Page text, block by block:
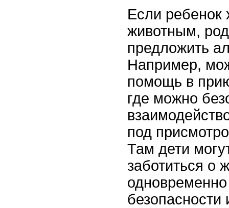
Если ребенок
животным,
предложить
Например,
помощь в
где можно
под
Там дети
заботиться о
безопасности